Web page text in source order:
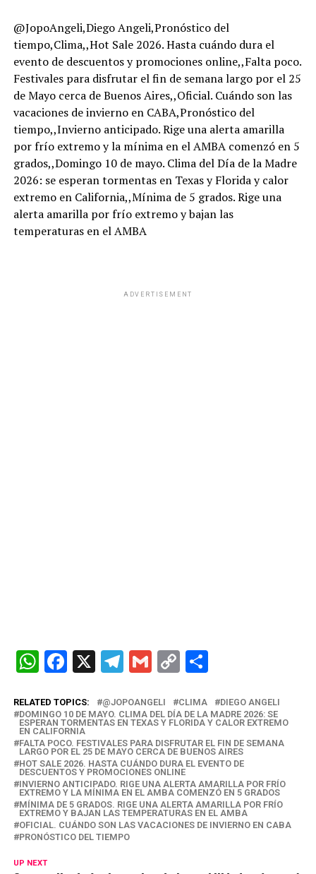
@JopoAngeli,Diego Angeli,Pronóstico del
tiempo,Clima,,Hot Sale 2026. Hasta cuándo dura el
evento de descuentos y promociones online,,Falta poco.
Festivales para disfrutar el fin de semana largo por el 25
de Mayo cerca de Buenos Aires,,Oficial. Cuándo son las
vacaciones de invierno en CABA,Pronóstico del
tiempo,,Invierno anticipado. Rige una alerta amarilla
por frío extremo y la mínima en el AMBA comenzó en 5
grados,,Domingo 10 de mayo. Clima del Día de la Madre
2026: se esperan tormentas en Texas y Florida y calor
extremo en California,,Mínima de 5 grados. Rige una
alerta amarilla por frío extremo y bajan las
temperaturas en el AMBA
ADVERTISEMENT
W
at
s
A
p
p
F
ce
b
o
o
k
X T
e
gr
a
m
G
ail
C
py
Li
n
k
C
m
p
ar
tir
RELATED TOPICS: @JOPOANGELI CLIMA
DIEGO ANGELI
DOMINGO 10 DE MAYO. CLIMA DEL DÍA DE LA MADRE 2026: SE
ESPERAN TORMENTAS EN TEXAS Y FLORIDA Y CALOR EXTREMO
EN CALIFORNIA
FALTA POCO. FESTIVALES PARA DISFRUTAR EL FIN DE SEMANA
LARGO POR EL 25 DE MAYO CERCA DE BUENOS AIRES
HOT SALE 2026. HASTA CUÁNDO DURA EL EVENTO DE
DESCUENTOS Y PROMOCIONES ONLINE
INVIERNO ANTICIPADO. RIGE UNA ALERTA AMARILLA POR FRÍO
EXTREMO Y LA MÍNIMA EN EL AMBA COMENZÓ EN 5 GRADOS
MÍNIMA DE 5 GRADOS. RIGE UNA ALERTA AMARILLA POR FRÍO
EXTREMO Y BAJAN LAS TEMPERATURAS EN EL AMBA
OFICIAL. CUÁNDO SON LAS VACACIONES DE INVIERNO EN CABA
PRONÓSTICO DEL TIEMPO
UP NEXT